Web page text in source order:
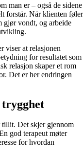
man er – også de sidene
forstår. Når klienten føler
gjør vondt, og arbeide
viser at relasjonen
for resultatet som
relasjon skaper et rom
Det er her endringen
trygghet
tillit. Det skjer gjennom
god terapeut møter
for hvordan